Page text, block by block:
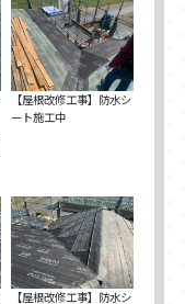
【屋根改修工事】防水シ
ート施工中
【屋根改修工事】防水シ